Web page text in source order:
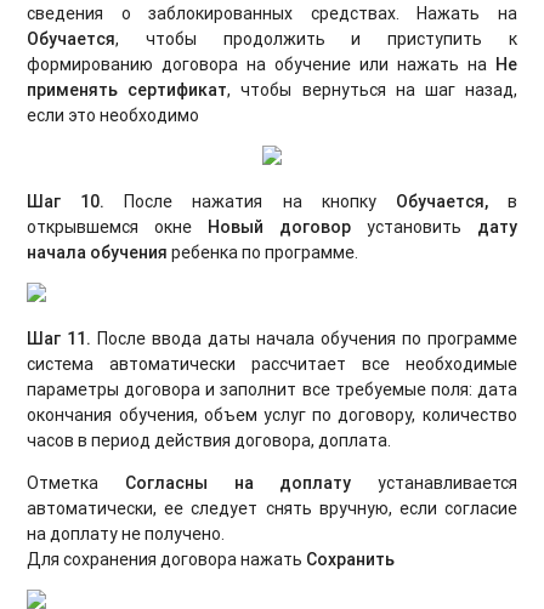
сведения о заблокированных средствах. Нажать на
Обучается, чтобы продолжить и приступить к
формированию договора на обучение или нажать на Не
применять сертификат, чтобы вернуться на шаг назад,
если это необходимо
Шаг 10.После нажатия на кнопку Обучается, в
открывшемся окне Новый договорустановить дату
начала обучения ребенка по программе.
Шаг 11. После ввода даты начала обучения по программе
система автоматически рассчитает все необходимые
параметры договора и заполнит все требуемые поля: дата
окончания обучения, объем услуг по договору, количество
часов в период действия договора, доплата.
Отметка Согласны на доплату устанавливается
автоматически, ее следует снять вручную, если согласие
на доплату не получено.
Для сохранения договора нажать Сохранить